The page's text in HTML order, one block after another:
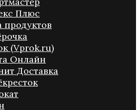
Плюс
продуктов
(Vprok.ru)
Онлайн
Доставка